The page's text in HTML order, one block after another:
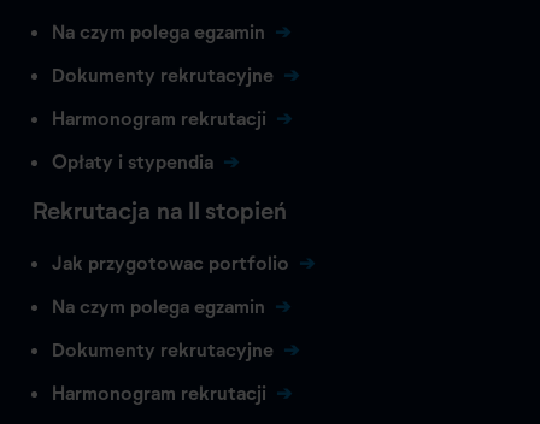
Na czym polega egzamin
Dokumenty rekrutacyjne
Harmonogram rekrutacji
Opłaty i stypendia
Rekrutacja na II stopień
Jak przygotowac portfolio
Na czym polega egzamin
Dokumenty rekrutacyjne
Harmonogram rekrutacji